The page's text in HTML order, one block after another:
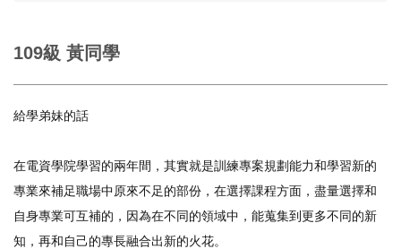
109級 黃同學
給學弟妹的話
在電資學院學習的兩年間，其實就是訓練專案規劃能力和學習新的
專業來補足職場中原來不足的部份，在選擇課程方面，盡量選擇和
自身專業可互補的，因為在不同的領域中，能蒐集到更多不同的新
知，再和自己的專長融合出新的火花。